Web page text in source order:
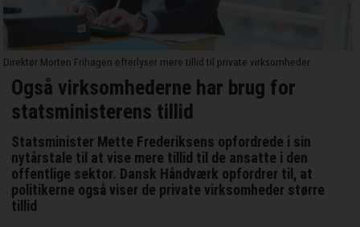
Direktør Morten Frihagen efterlyser mere tillid til private virksomheder
Også virksomhederne har brug for
statsministerens tillid
Statsminister Mette Frederiksens opfordrede i sin
nytårstale til at vise mere tillid til de ansatte i den
offentlige sektor. Dansk Håndværk opfordrer til, at
politikerne også viser de private virksomheder større
tillid